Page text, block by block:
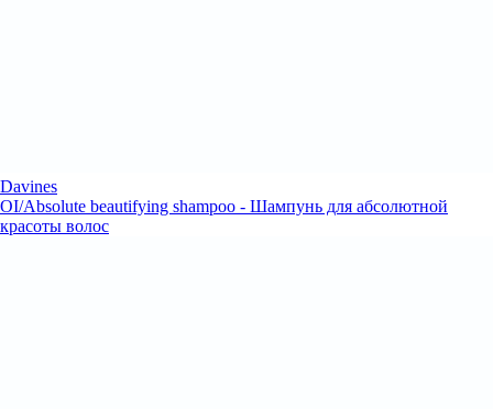
Davines
OI/Absolute beautifying shampoo - Шампунь для абсолютной
красоты волос